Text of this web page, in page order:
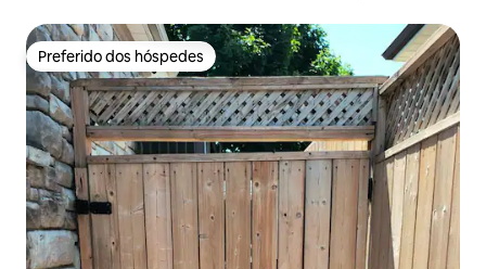
Preferido dos hóspedes
Preferido dos hóspedes